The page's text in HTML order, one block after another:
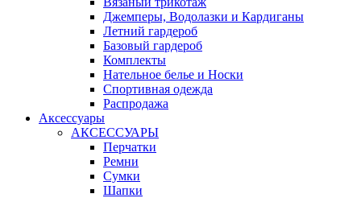
Джемперы, Водолазки и Кардиганы
Летний гардероб
Базовый гардероб
Комплекты
Нательное белье и Носки
Спортивная одежда
Распродажа
Аксессуары
АКСЕССУАРЫ
Перчатки
Ремни
Сумки
Шапки